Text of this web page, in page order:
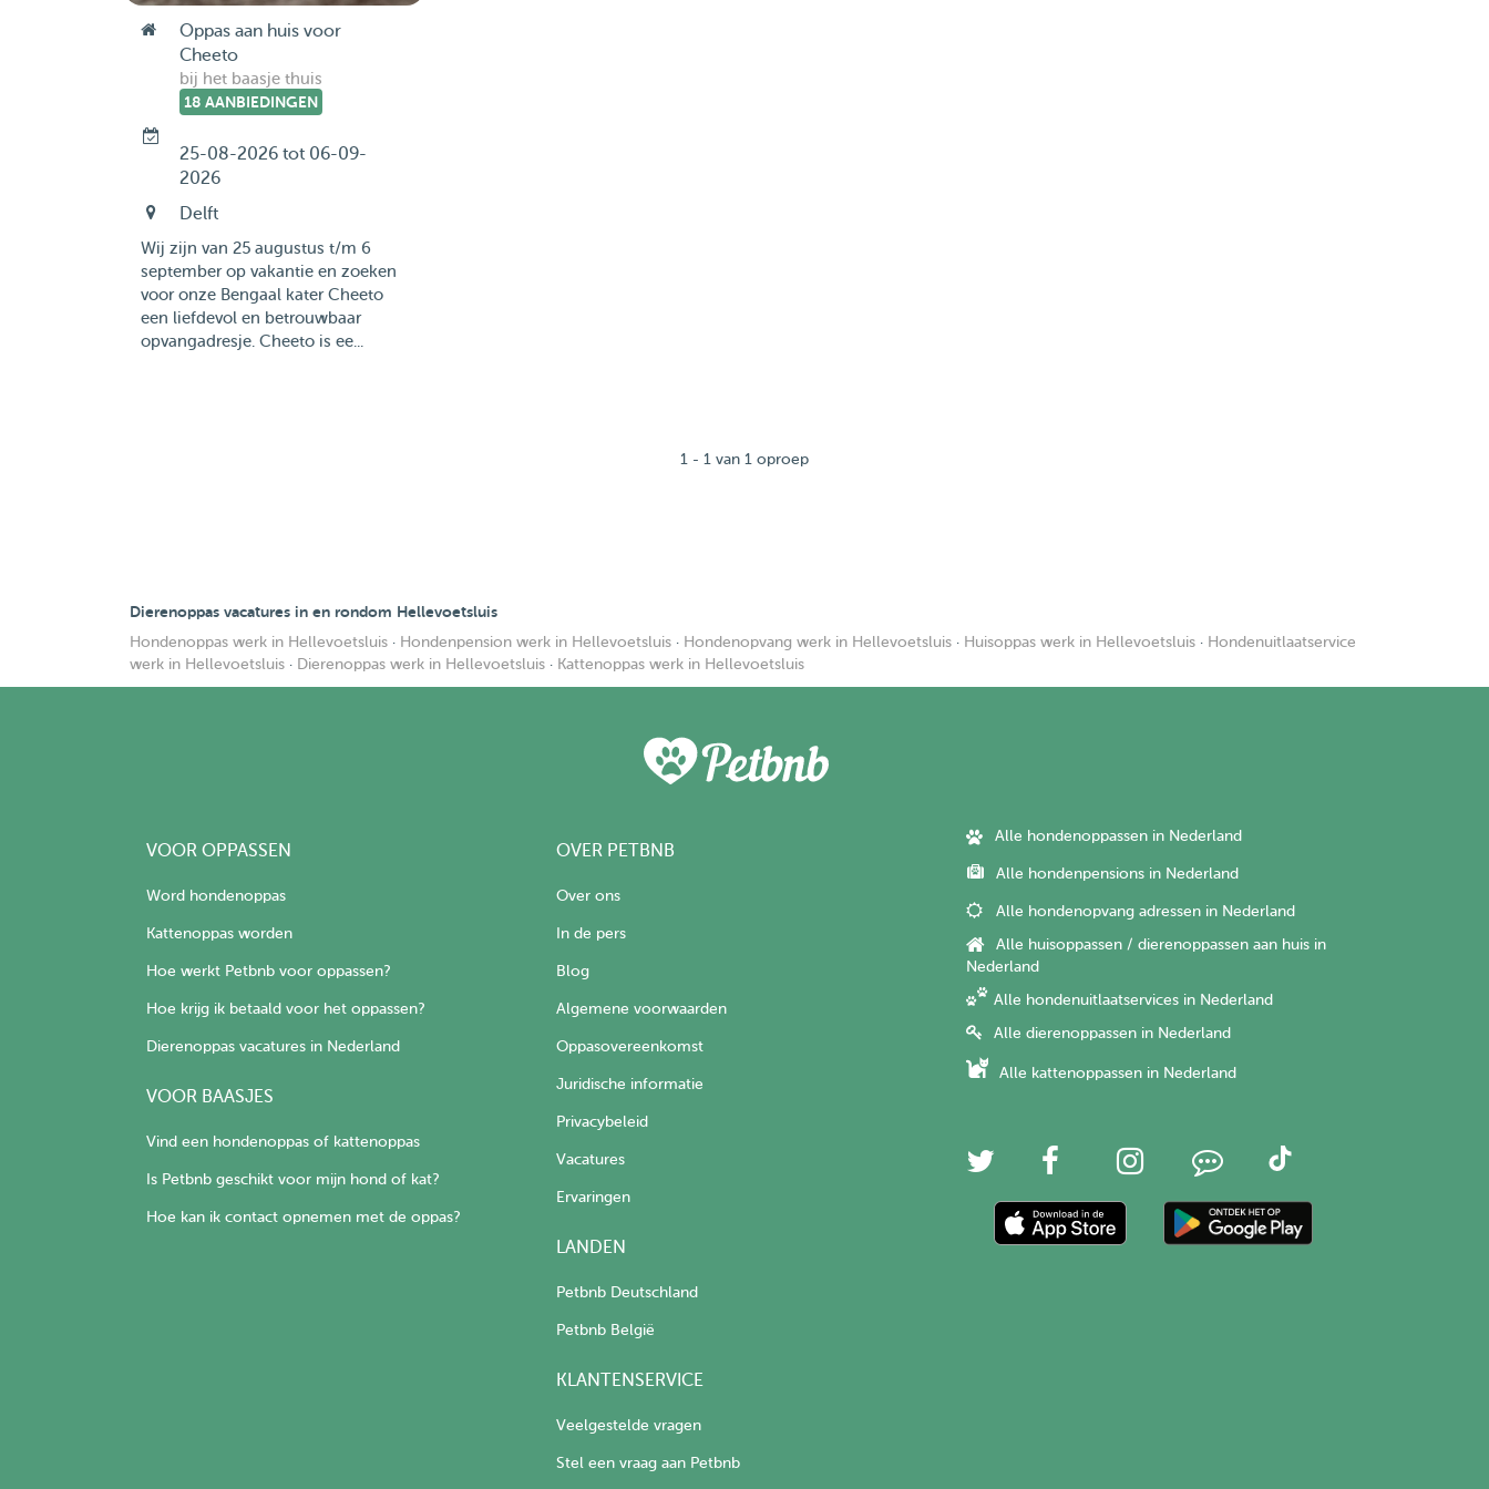
Oppas aan huis voor
Cheeto
bij het baasje thuis
18 AANBIEDINGEN
25-08-2026 tot 06-09-
2026
Delft
Wij zijn van 25 augustus t/m 6
september op vakantie en zoeken
voor onze Bengaal kater Cheeto
een liefdevol en betrouwbaar
opvangadresje. Cheeto is ee...
1 - 1 van 1 oproep
Dierenoppas vacatures in en rondom Hellevoetsluis
Hondenoppas werk in Hellevoetsluis · Hondenpension werk in Hellevoetsluis · Hondenopvang werk in Hellevoetsluis · Huisoppas werk in Hellevoetsluis · Hondenuitlaatservice
werk in Hellevoetsluis · Dierenoppas werk in Hellevoetsluis · Kattenoppas werk in Hellevoetsluis
VOOR OPPASSEN
Word hondenoppas
Kattenoppas worden
Hoe werkt Petbnb voor oppassen?
Hoe krijg ik betaald voor het oppassen?
Dierenoppas vacatures in Nederland
VOOR BAASJES
Vind een hondenoppas of kattenoppas
Is Petbnb geschikt voor mijn hond of kat?
Hoe kan ik contact opnemen met de oppas?
OVER PETBNB
Over ons
In de pers
Blog
Algemene voorwaarden
Oppasovereenkomst
Juridische informatie
Privacybeleid
Vacatures
Ervaringen
LANDEN
Petbnb Deutschland
Petbnb België
KLANTENSERVICE
Veelgestelde vragen
Stel een vraag aan Petbnb
Alle hondenoppassen in Nederland
Alle hondenpensions in Nederland
Alle hondenopvang adressen in Nederland
Alle huisoppassen / dierenoppassen aan huis in
Nederland
Alle hondenuitlaatservices in Nederland
Alle dierenoppassen in Nederland
Alle kattenoppassen in Nederland